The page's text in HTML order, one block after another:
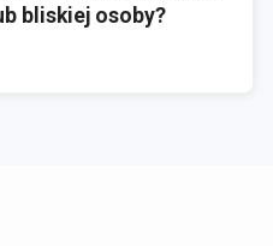
bliskiej osoby?